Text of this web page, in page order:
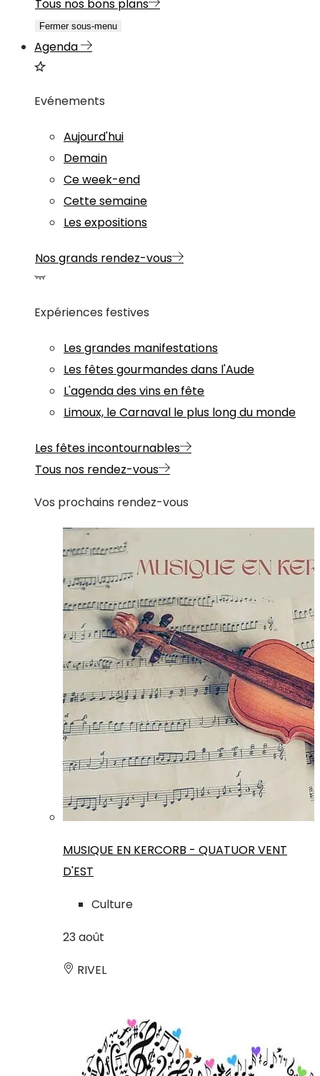
Tous nos bons plans
Fermer sous-menu
Agenda
Evénements
Aujourd'hui
Demain
Ce week-end
Cette semaine
Les expositions
Nos grands rendez-vous
Expériences festives
Les grandes manifestations
Les fêtes gourmandes dans l'Aude
L'agenda des vins en fête
Limoux, le Carnaval le plus long du monde
Les fêtes incontournables
Tous nos rendez-vous
Vos prochains rendez-vous
MUSIQUE EN KERCORB - QUATUOR VENT
D'EST
Culture
23août
RIVEL